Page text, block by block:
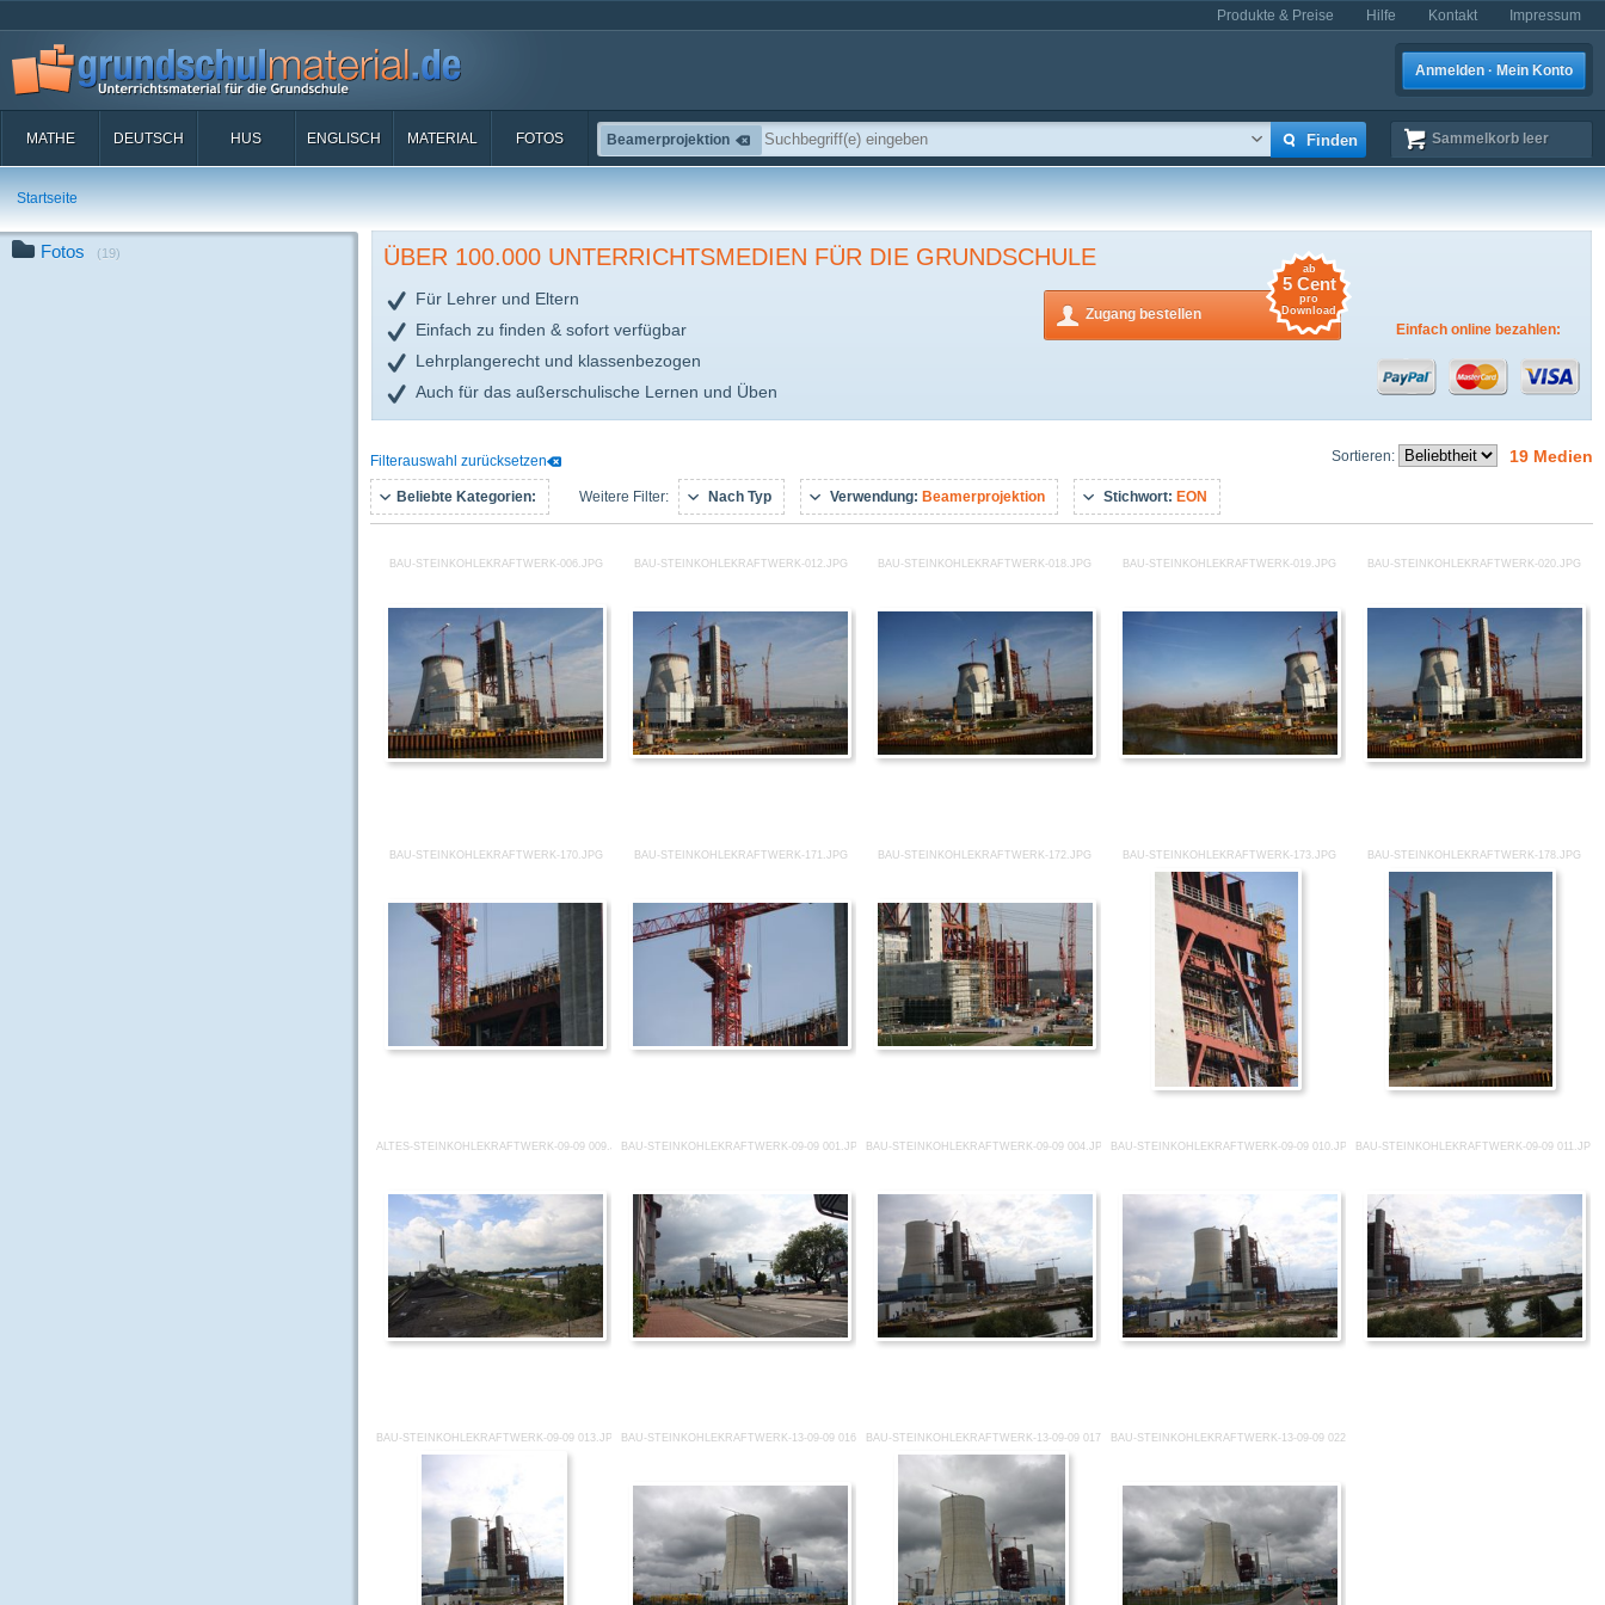
Produkte & Preise Hilfe Kontakt Impressum
Anmelden · Mein Konto
MATHE DEUTSCH HUS ENGLISCH MATERIAL FOTOS Sammelkorb leer
Beamerprojektion
Startseite
Fotos (19) ÜBER 100.000 UNTERRICHTSMEDIEN FÜR DIE GRUNDSCHULE
Für Lehrer und Eltern
Einfach zu finden & sofort verfügbar
Lehrplangerecht und klassenbezogen
Auch für das außerschulische Lernen und Üben
Zugang bestellen
ab
5 Cent
pro
Download
Einfach online bezahlen:
Sortieren: 19 Medien
Filterauswahl zurücksetzen
Beliebte Kategorien: Weitere Filter: Nach Typ Verwendung: Beamerprojektion Stichwort: EON
BAU-STEINKOHLEKRAFTWERK-006.JPG BAU-STEINKOHLEKRAFTWERK-012.JPG BAU-STEINKOHLEKRAFTWERK-018.JPG BAU-STEINKOHLEKRAFTWERK-019.JPG BAU-STEINKOHLEKRAFTWERK-020.JPG
BAU-STEINKOHLEKRAFTWERK-170.JPG BAU-STEINKOHLEKRAFTWERK-171.JPG BAU-STEINKOHLEKRAFTWERK-172.JPG BAU-STEINKOHLEKRAFTWERK-173.JPG BAU-STEINKOHLEKRAFTWERK-178.JPG
ALTES-STEINKOHLEKRAFTWERK-09-09 009.JPGBAU-STEINKOHLEKRAFTWERK-09-09 001.JPG BAU-STEINKOHLEKRAFTWERK-09-09 004.JPG BAU-STEINKOHLEKRAFTWERK-09-09 010.JPG BAU-STEINKOHLEKRAFTWERK-09-09 011.JPG
BAU-STEINKOHLEKRAFTWERK-09-09 013.JPG BAU-STEINKOHLEKRAFTWERK-13-09-09 016.JPGBAU-STEINKOHLEKRAFTWERK-13-09-09 017.JPGBAU-STEINKOHLEKRAFTWERK-13-09-09 022.JPG